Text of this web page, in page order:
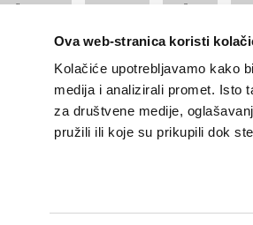
Ova web-stranica koristi
Kolačiće upotrebljavamo kako
medija i analizirali promet. Isto
za društvene medije,
pružili ili koje su prikupili dok
moždani udar prevencija pušenje
nezdrava prehrana stres droga